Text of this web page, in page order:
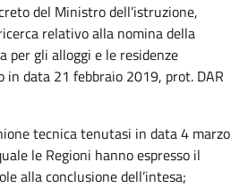
del Ministro dell’istruzione,
relativo alla nomina della
per gli alloggi e le residenze
data 21 febbraio 2019, prot. DAR
tecnica tenutasi in data 4 marzo
le Regioni hanno espresso il
alla conclusione dell’intesa;